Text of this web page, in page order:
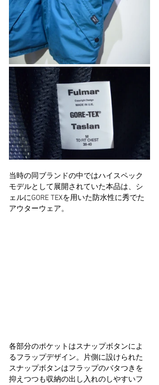
当時の同ブランドの中ではハイスペック
モデルとして展開されていた本品は、シ
ェルにGORE TEXを用いた防水性に秀でた
アウターウェア。
各部分のポケットはスナップボタンによ
るフラップデザイン。片側に設けられた
スナップボタンはフラップのバタつきを
抑えつつも収納の出し入れのしやすいフ